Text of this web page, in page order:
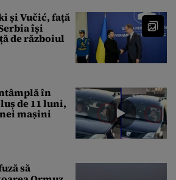
și Vučić, față
își
de războiul
în
de 11 luni,
mașini
să